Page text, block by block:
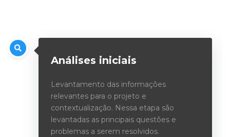
Análises iniciais
Levantamento das informações
relevantes para o projeto e
contextualização. Nessa etapa são
levantadas as principais questões e
problemas a serem resolvidos.